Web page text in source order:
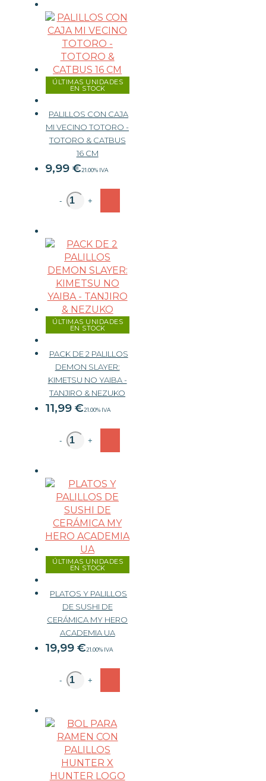
ÚLTIMAS UNIDADES
EN STOCK
PALILLOS CON CAJA
MI VECINO TOTORO -
TOTORO & CATBUS
16 CM
9,99 €21.00% IVA
- +
ÚLTIMAS UNIDADES
EN STOCK
PACK DE 2 PALILLOS
DEMON SLAYER:
KIMETSU NO YAIBA -
TANJIRO & NEZUKO
11,99 €21.00% IVA
- +
ÚLTIMAS UNIDADES
EN STOCK
PLATOS Y PALILLOS
DE SUSHI DE
CERÁMICA MY HERO
ACADEMIA UA
19,99 €21.00% IVA
- +